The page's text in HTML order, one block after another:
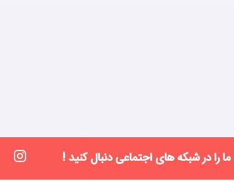
ما را در شبکه های اجتماعی دنبال کنید !